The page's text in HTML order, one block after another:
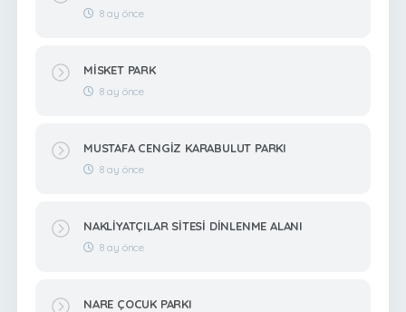
8 ay önce
MİSKET PARK
8 ay önce
MUSTAFA CENGİZ KARABULUT PARKI
8 ay önce
NAKLİYATÇILAR SİTESİ DİNLENME ALANI
8 ay önce
NARE ÇOCUK PARKI